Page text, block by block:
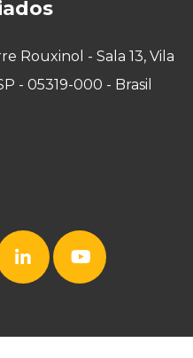
Rouxinol - Sala 13, Vila
- 05319-000 - Brasil